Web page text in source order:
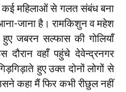
कई महिलाओं से गलत संबंध बना
आना-जाना है। रामकिशुन व महेश
जबरन सल्फास की गोलियाँ
दौरान वहाँ पहुंचे देवेन्द्रनगर
हुए उक्त दोनों लोगों से
कहा मैं फिर कभी रीछुल नहीं